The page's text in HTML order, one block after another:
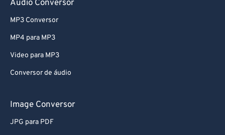
Audio Conversor
MP3 Conversor
MP4 para MP3
Video para MP3
Conversor de áudio
Image Conversor
JPG para PDF